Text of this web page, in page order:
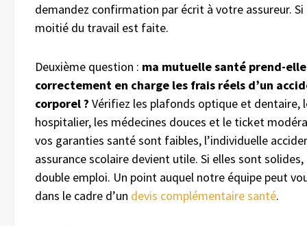
demandez confirmation par écrit à votre assureur. Si
moitié du travail est faite.
Deuxième question : ma mutuelle santé prend-elle
correctement en charge les frais réels d’un
corporel ? Vérifiez les plafonds optique et dentaire,
hospitalier, les médecines douces et le ticket
vos garanties santé sont faibles, l’individuelle
assurance scolaire devient utile. Si elles sont
double emploi. Un point auquel notre équipe peut
dans le cadre d’un devis complémentaire santé.